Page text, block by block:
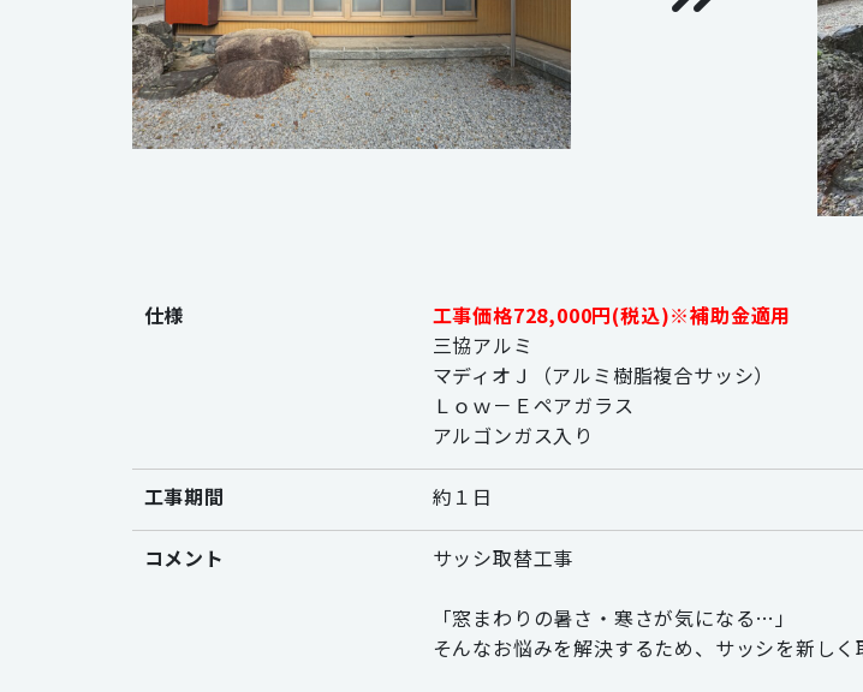
仕様
工事価格728,000円(税込)※補助金適用
三協アルミ
マディオＪ（アルミ樹脂複合サッシ）
Ｌｏｗ－Ｅペアガラス
アルゴンガス入り
工事期間 約１日
コメント サッシ取替工事
「窓まわりの暑さ・寒さが気になる…」
そんなお悩みを解決するため、サッシを新しく